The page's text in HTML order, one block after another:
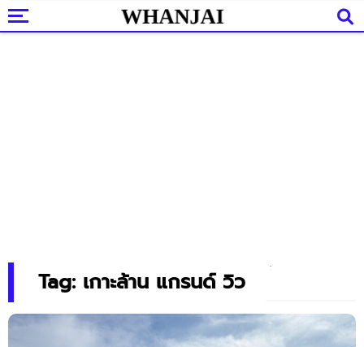
Tag: เกาะล้าน แกรนด์ วิว